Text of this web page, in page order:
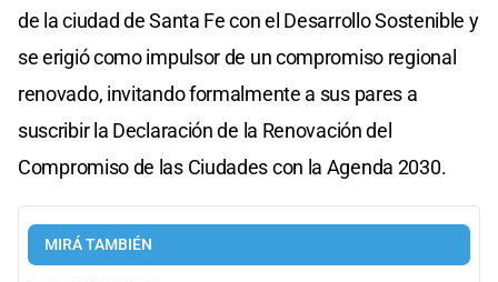
de la ciudad de Santa Fe con el Desarrollo Sostenible y
se erigió como impulsor de un compromiso regional
renovado, invitando formalmente a sus pares a
suscribir la Declaración de la Renovación del
Compromiso de las Ciudades con la Agenda 2030.
MIRÁ TAMBIÉN